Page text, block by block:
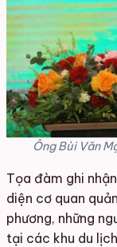
Ông Bùi Văn
Tọa đàm ghi
diện cơ quan
phương, những
tại các khu du